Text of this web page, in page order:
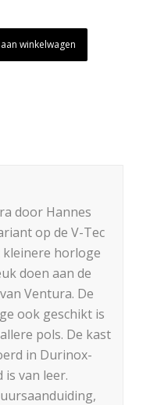
winkelwagen
door Hannes
op de V-Tec
horloge
doen aan de
Ventura. De
ook geschikt is
pols. De kast
in Durinox-
is van leer.